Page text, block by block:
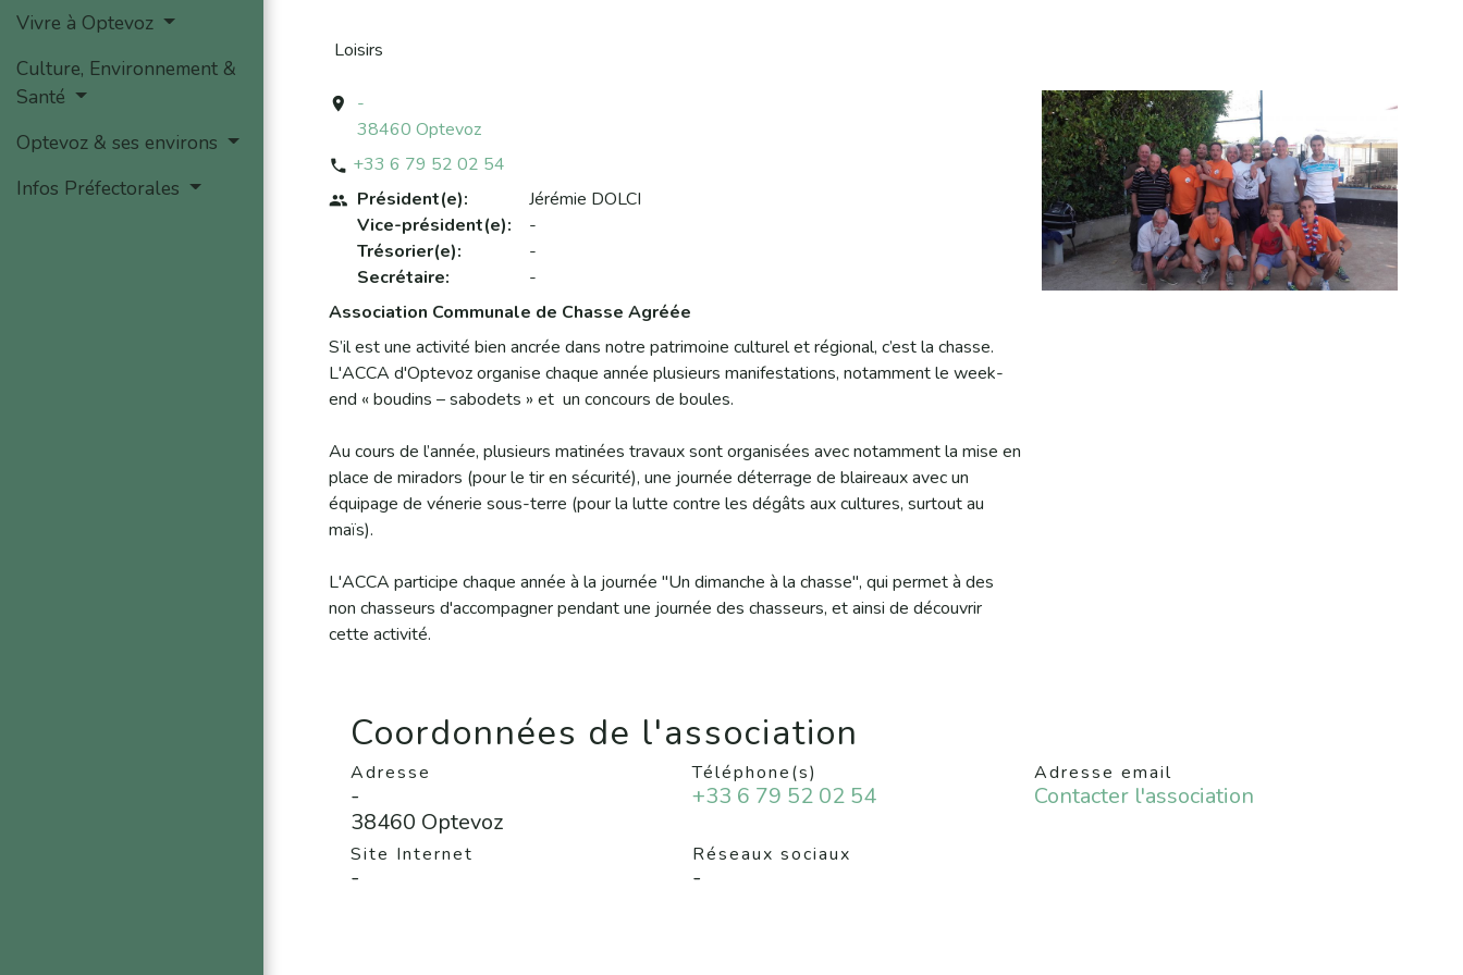
Vivre à Optevoz
Culture, Environnement &
Santé
Optevoz & ses environs
Infos Préfectorales
Loisirs
location_on
-
38460 Optevoz
phone +33 6 79 52 02 54
people Président(e):
Vice-président(e):
Trésorier(e):
Secrétaire:
Jérémie DOLCI
-
-
-
Association Communale de Chasse Agréée
S’il est une activité bien ancrée dans notre patrimoine culturel et régional, c’est la chasse.
L'ACCA d'Optevoz organise chaque année plusieurs manifestations, notamment le week-
end « boudins – sabodets » et un concours de boules.
Au cours de l’année, plusieurs matinées travaux sont organisées avec notamment la mise en
place de miradors (pour le tir en sécurité), une journée déterrage de blaireaux avec un
équipage de vénerie sous-terre (pour la lutte contre les dégâts aux cultures, surtout au
maïs).
L'ACCA participe chaque année à la journée "Un dimanche à la chasse", qui permet à des
non chasseurs d'accompagner pendant une journée des chasseurs, et ainsi de découvrir
cette activité.
Coordonnées de l'association
Adresse
-
38460 Optevoz
Téléphone(s)
+33 6 79 52 02 54
Adresse email
Contacter l'association
Site Internet
-
Réseaux sociaux
-